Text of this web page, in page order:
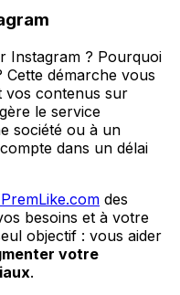
Instagram ? Pourquoi
Cette démarche vous
vos contenus sur
le service
société ou à un
dans un délai
des
besoins et à votre
objectif : vous aider
votre
.